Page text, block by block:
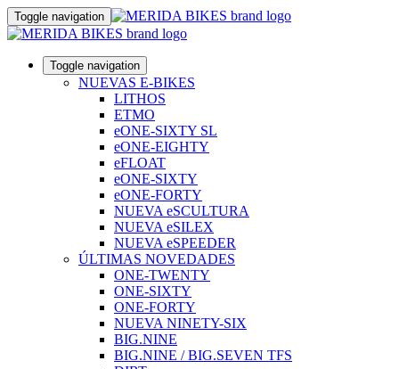
Toggle navigation
Toggle navigation
NUEVAS E-BIKES
LITHOS
ETMO
eONE-SIXTY SL
eONE-EIGHTY
eFLOAT
eONE-SIXTY
eONE-FORTY
NUEVA eSCULTURA
NUEVA eSILEX
NUEVA eSPEEDER
ÚLTIMAS NOVEDADES
ONE-TWENTY
ONE-SIXTY
ONE-FORTY
NUEVA NINETY-SIX
BIG.NINE
BIG.NINE / BIG.SEVEN TFS